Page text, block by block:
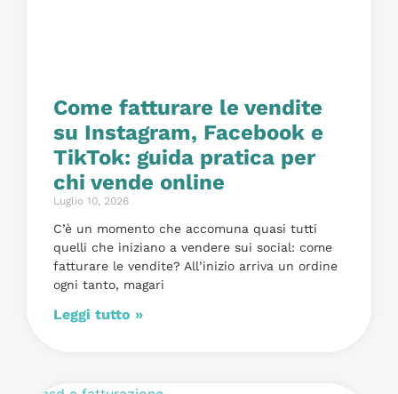
Come fatturare le vendite
su Instagram, Facebook e
TikTok: guida pratica per
chi vende online
Luglio 10, 2026
C’è un momento che accomuna quasi tutti
quelli che iniziano a vendere sui social: come
fatturare le vendite? All’inizio arriva un ordine
ogni tanto, magari
Leggi tutto »